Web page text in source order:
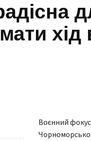
хід
Воєнний